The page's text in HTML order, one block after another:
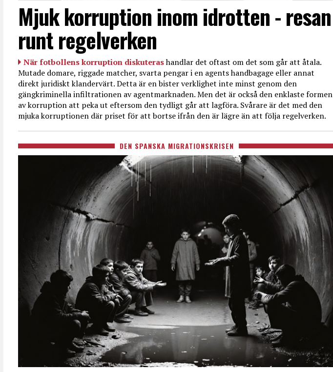
Mjuk korruption inom idrotten - resan
runt regelverken
När fotbollens korruption diskuterashandlar det oftast om det som går att åtala.
Mutade domare, riggade matcher, svarta pengar i en agents handbagage eller annat
direkt juridiskt klandervärt. Detta är en bister verklighet inte minst genom den
gängkriminella infiltrationen av agentmarknaden. Men det är också den enklaste formen
av korruption att peka ut eftersom den tydligt går att lagföra. Svårare är det med den
mjuka korruptionen där priset för att bortse ifrån den är lägre än att följa regelverken.
DEN SPANSKA MIGRATIONSKRISEN